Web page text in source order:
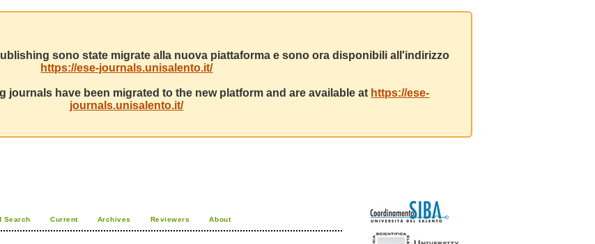
sono state migrate alla nuova piattaforma e sono ora disponibili all'indirizzo
https://ese-journals.unisalento.it/
journals have been migrated to the new platform and are available at https://ese-
journals.unisalento.it/
Search Current Archives Reviewers About